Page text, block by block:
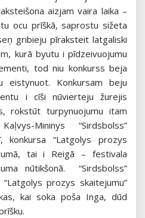
aizjam vaira laika –
ocu prīškā, saprostu sižeta
gribieju pīraksteit latgaliski
kurā byutu i pīdzeivuojumu
tod niu konkurss beja
Konkursam beju
i cīši nūvierteju žurejis
rokstūt turpynuojumu itam
Mininys “Sirdsbolss”
konkursa “Latgolys prozys
tai i Reigā – festivala
nūtikšonā. “Sirdsbolss”
prozys skaitejumu”
kai soka poša Inga, dūd